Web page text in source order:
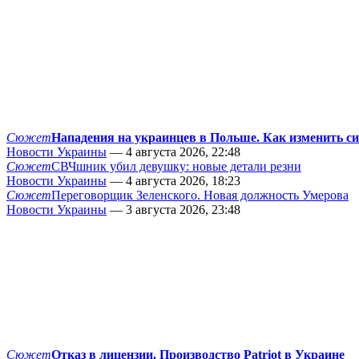
СюжетНападения на украинцев в Польше. Как изменить
Новости Украины — 4 августа 2026, 22:48
СюжетСВЧшник убил девушку: новые детали резни
Новости Украины — 4 августа 2026, 18:23
СюжетПереговорщик Зеленского. Новая должность Умерова
Новости Украины — 3 августа 2026, 23:48
СюжетОтказ в лицензии. Производство Patriot в Украине